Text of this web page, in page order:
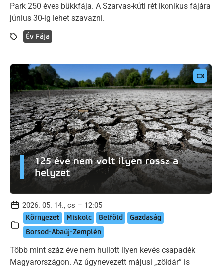
Park 250 éves bükkfája. A Szarvas-kúti rét ikonikus fájára
június 30-ig lehet szavazni.
Év Fája
125 éve nem volt ilyen rossz a
helyzet
2026. 05. 14., cs – 12:05
Környezet Miskolc Belföld
Gazdaság
Borsod-Abaúj-Zemplén
Több mint száz éve nem hullott ilyen kevés csapadék
Magyarországon. Az úgynevezett májusi „zöldár” is